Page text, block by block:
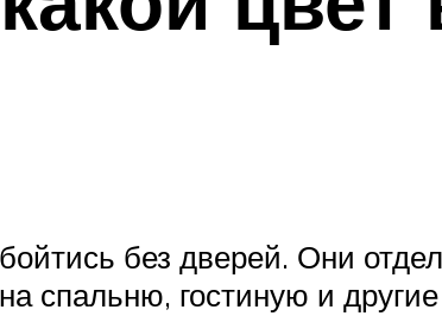
без дверей. Они
спальню, гостиную и